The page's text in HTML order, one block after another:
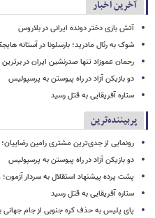
آخرین اخبار
آتش بازی دختر دونده ایرانی در بلاروس
شوک به رئال مادرید؛ بارسلونا در آستانه
رحمان عموزاد تنها صدرنشین ایران در برترین
دو بازیکن آزاد در راه پیوستن به پرسپولیس
ستاره آفریقایی به قتل رسید
پربیننده‌ترین
رونمایی از جدی‌ترین مشتری رامین
دو بازیکن آزاد در راه پیوستن به پرسپولیس
پشت پرده پیشنهاد استقلال به سردار
ستاره آفریقایی به قتل رسید
پای پلیس به حذف کره جنوبی از جام جهانی